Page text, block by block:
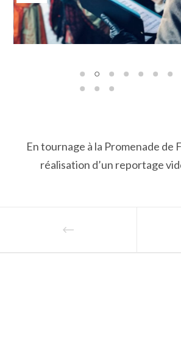
En tournage à la Promenade de
réalisation d’un reportage